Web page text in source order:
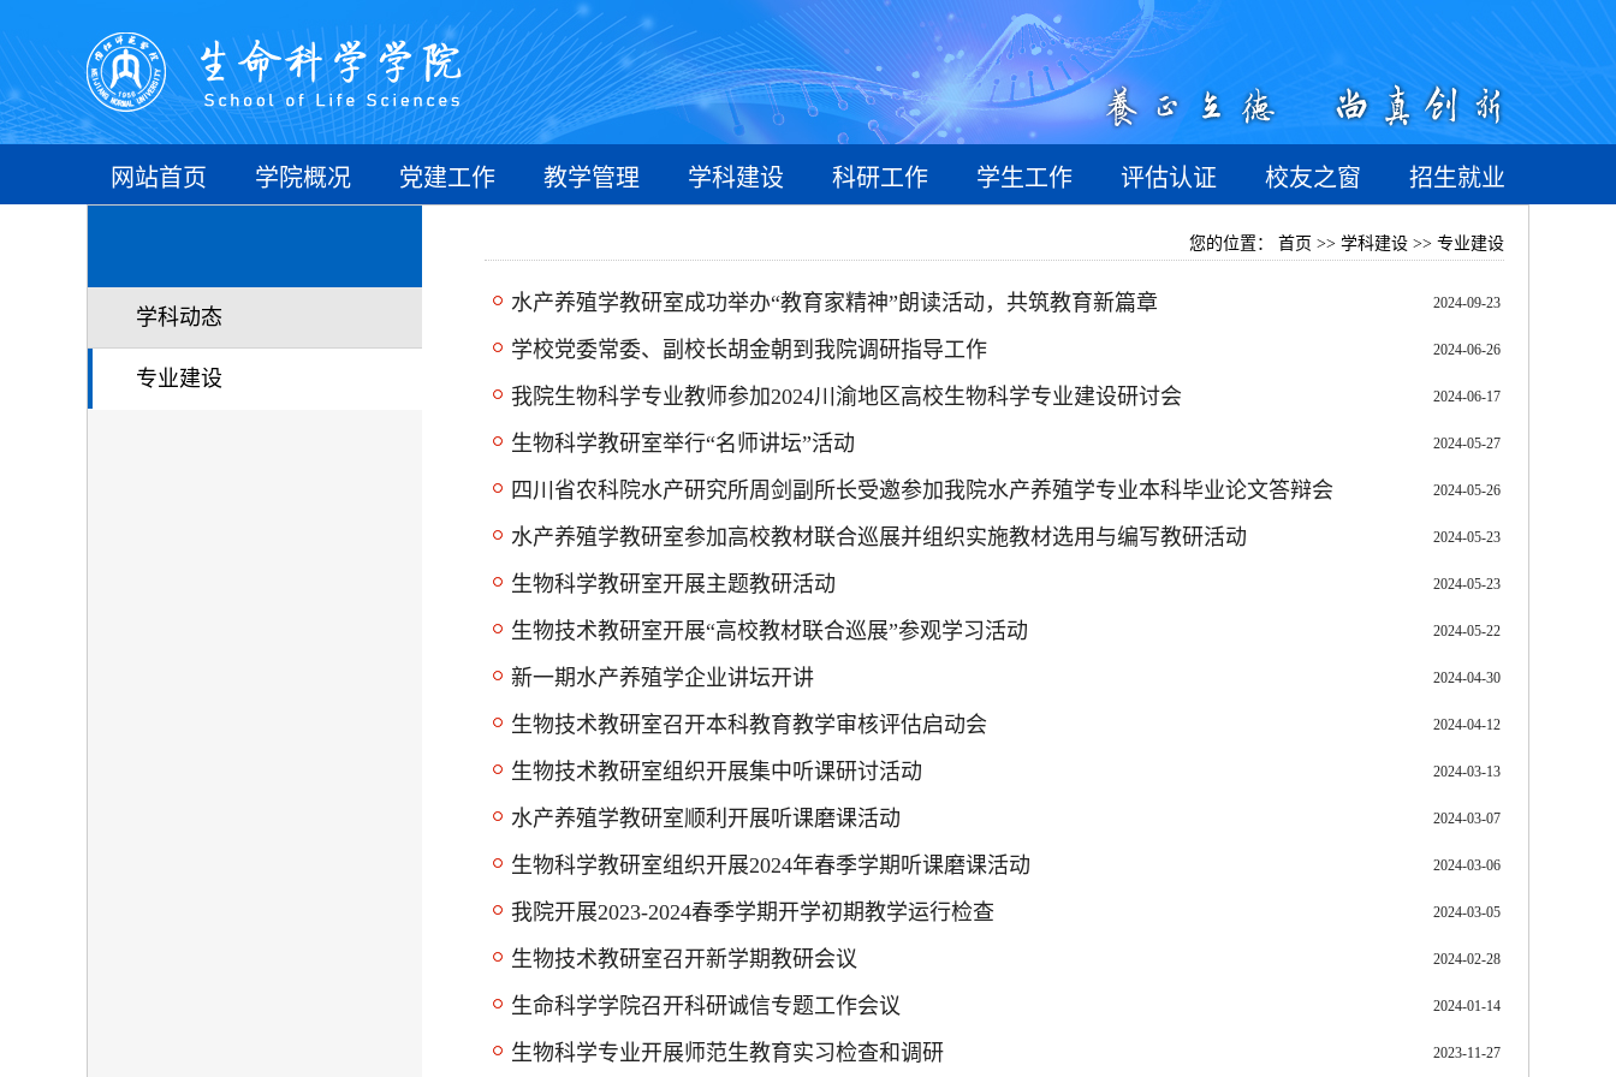
网站首页 学院概况 党建工作 教学管理 学科建设 科研工作 学生工作 评估认证 校友之窗 招生就业
学科动态
专业建设
您的位置： 首页 >> 学科建设 >> 专业建设
水产养殖学教研室成功举办“教育家精神”朗读活动，共筑教育新篇章 2024-09-23
学校党委常委、副校长胡金朝到我院调研指导工作 2024-06-26
我院生物科学专业教师参加2024川渝地区高校生物科学专业建设研讨会 2024-06-17
生物科学教研室举行“名师讲坛”活动 2024-05-27
四川省农科院水产研究所周剑副所长受邀参加我院水产养殖学专业本科毕业论文答辩会 2024-05-26
水产养殖学教研室参加高校教材联合巡展并组织实施教材选用与编写教研活动 2024-05-23
生物科学教研室开展主题教研活动 2024-05-23
生物技术教研室开展“高校教材联合巡展”参观学习活动 2024-05-22
新一期水产养殖学企业讲坛开讲 2024-04-30
生物技术教研室召开本科教育教学审核评估启动会 2024-04-12
生物技术教研室组织开展集中听课研讨活动 2024-03-13
水产养殖学教研室顺利开展听课磨课活动 2024-03-07
生物科学教研室组织开展2024年春季学期听课磨课活动 2024-03-06
我院开展2023-2024春季学期开学初期教学运行检查 2024-03-05
生物技术教研室召开新学期教研会议 2024-02-28
生命科学学院召开科研诚信专题工作会议 2024-01-14
生物科学专业开展师范生教育实习检查和调研 2023-11-27